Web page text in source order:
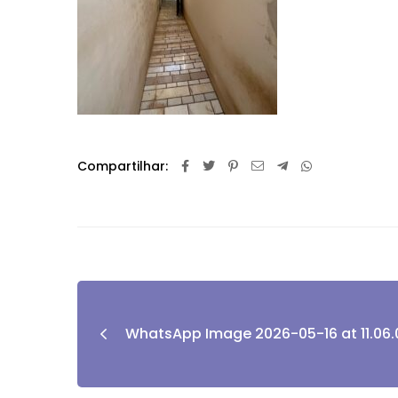
Compartilhar:
WhatsApp Image 2026-05-16 at